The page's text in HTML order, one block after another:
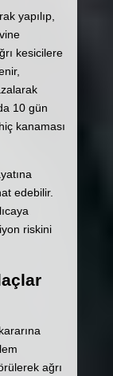
yapılıp,
kesicilere
10 gün
kanaması
edebilir.
riskini
ağrı